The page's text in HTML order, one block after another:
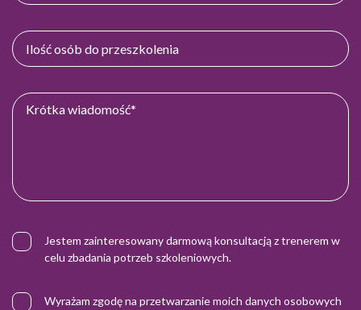
Jestem zainteresowany darmową konsultacją z trenerem w
celu zbadania potrzeb szkoleniowych.
Wyrażam zgodę na przetwarzanie moich danych osobowych